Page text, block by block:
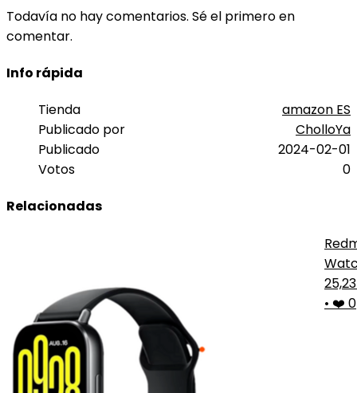
Todavía no hay comentarios. Sé el primero en
comentar.
Info rápida
Tienda
amazon ES
Publicado por
CholloYa
Publicado
2024-02-01
Votos
0
Relacionadas
5
• ❤️ 0